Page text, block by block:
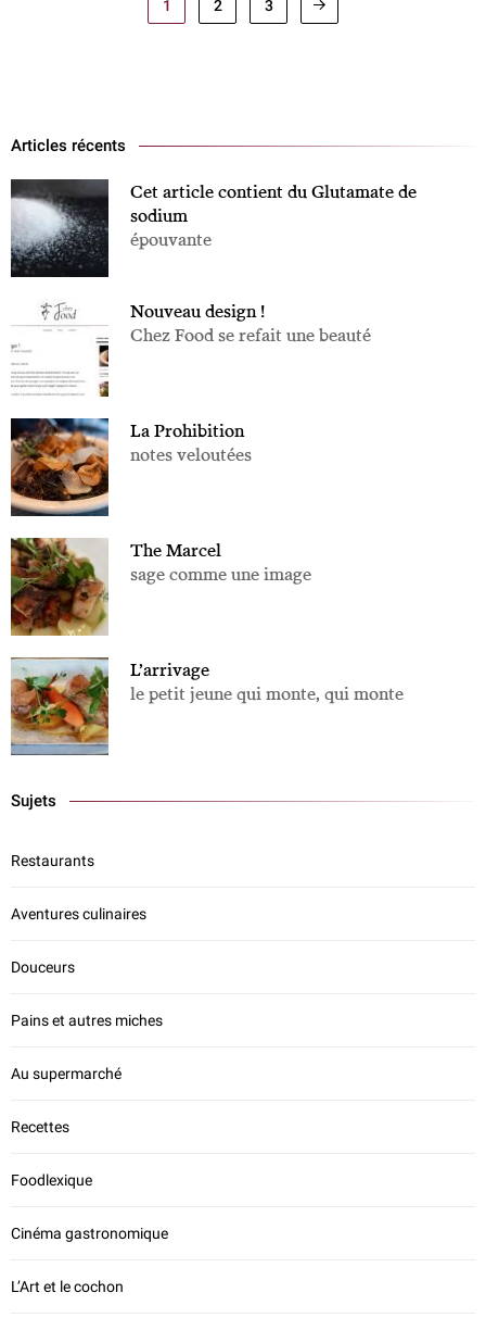
1 2 3
Articles récents
Cet article contient du Glutamate de
sodium
épouvante
Nouveau design !
Chez Food se refait une beauté
La Prohibition
notes veloutées
The Marcel
sage comme une image
L’arrivage
le petit jeune qui monte, qui monte
Sujets
Restaurants
Aventures culinaires
Douceurs
Pains et autres miches
Au supermarché
Recettes
Foodlexique
Cinéma gastronomique
L’Art et le cochon